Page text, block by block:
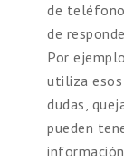
de
de
Por
utiliza esos
dudas,
pueden